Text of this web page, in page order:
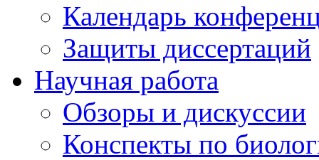
Календарь
Защиты диссертаций
Научная работа
Обзоры и дискуссии
Конспекты по